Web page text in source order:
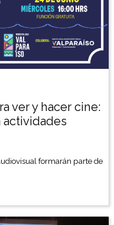
ver y hacer cine:
actividades
formarán parte de